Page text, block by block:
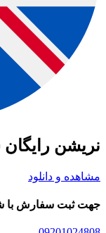
نریشن رایگان
مشاهده و دانلود
جهت ثبت سفارش با